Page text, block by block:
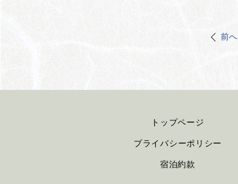
前へ
トップページ
プライバシーポリシー
宿泊約款